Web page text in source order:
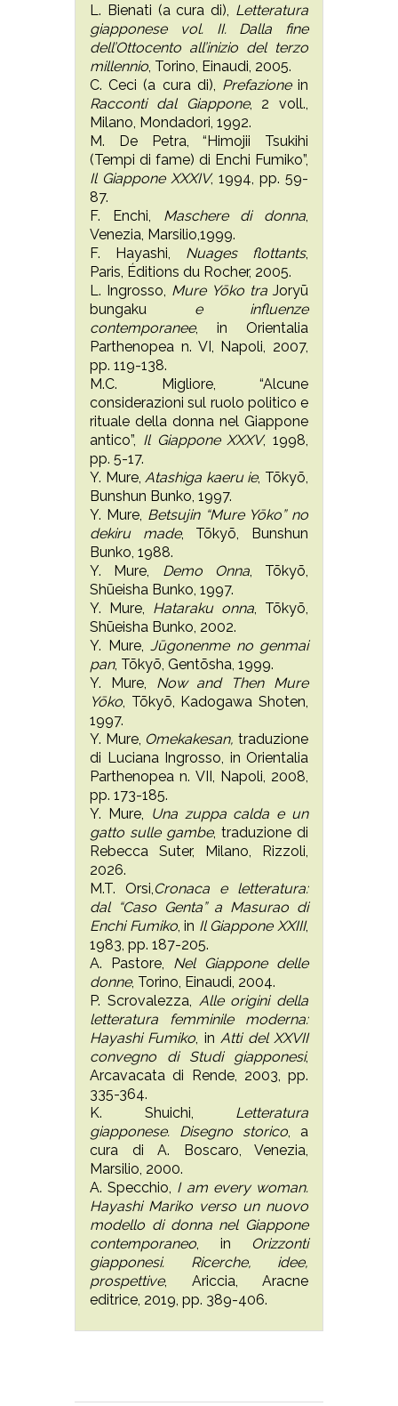
L. Bienati (a cura di), Letteratura
giapponese vol. II. Dalla fine
dell’Ottocento all’inizio del terzo
millennio , Torino, Einaudi, 2005.
C. Ceci (a cura di), Prefazionein
Racconti dal Giappone, 2 voll.,
Milano, Mondadori, 1992.
M. De Petra, “Himojii Tsukihi
(Tempi di fame) di Enchi Fumiko”,
Il Giappone XXXIV, 1994, pp. 59-
87.
F. Enchi, Maschere di donna
Venezia, Marsilio,1999.
F. Hayashi, Nuages flottants,
Paris, Éditions du Rocher, 2005.
L. Ingrosso, Mure Yōko traJoryū
bungaku e influenze
contemporanee, in Orientalia
Parthenopea n. VI, Napoli, 2007,
pp. 119-138.
M.C. Migliore, “Alcune
considerazioni sul ruolo politico e
rituale della donna nel Giappone
antico”, Il Giappone XXXV, 1998,
pp. 5-17.
Y. Mure, Atashiga kaeru ie, Tōkyō,
Bunshun Bunko, 1997.
Y. Mure, Betsujin “Mure Yōko” no
dekiru made, Tōkyō, Bunshun
Bunko, 1988.
Y. Mure, Demo Onna, Tōkyō,
Shūeisha Bunko, 1997.
Y. Mure, Hataraku onna , Tōkyō,
Shūeisha Bunko, 2002.
Y. Mure, Jūgonenme no genmai
pan, Tōkyō, Gentōsha, 1999.
Y. Mure, Now and Then Mure
Yōko , Tōkyō, Kadogawa Shoten,
1997.
Y. Mure, Omekakesan,traduzione
di Luciana Ingrosso, in Orientalia
Parthenopea n. VII, Napoli, 2008,
pp. 173-185.
Y. Mure,
Una zuppa calda e un
gatto sulle gambe, traduzione di
Rebecca Suter, Milano, Rizzoli,
2026.
M.T. Orsi, Cronaca e letteratura:
dal “Caso Genta” a Masurao di
Enchi Fumiko, in Il Giappone XXIII,
1983, pp. 187-205.
A. Pastore, Nel Giappone delle
donne, Torino, Einaudi, 2004.
P. Scrovalezza, Alle origini della
letteratura femminile moderna:
Hayashi Fumiko , in Atti del XXVII
convegno di Studi giapponesi,
Arcavacata di Rende, 2003, pp.
335-364.
K. Shuichi, Letteratura
giapponese. Disegno storico , a
cura di A. Boscaro, Venezia,
Marsilio, 2000.
A. Specchio, I am every woman.
Hayashi Mariko verso un nuovo
modello di donna nel Giappone
contemporaneo , in
Orizzonti
giapponesi. Ricerche, idee,
prospettive, Ariccia, Aracne
editrice, 2019, pp. 389-406.